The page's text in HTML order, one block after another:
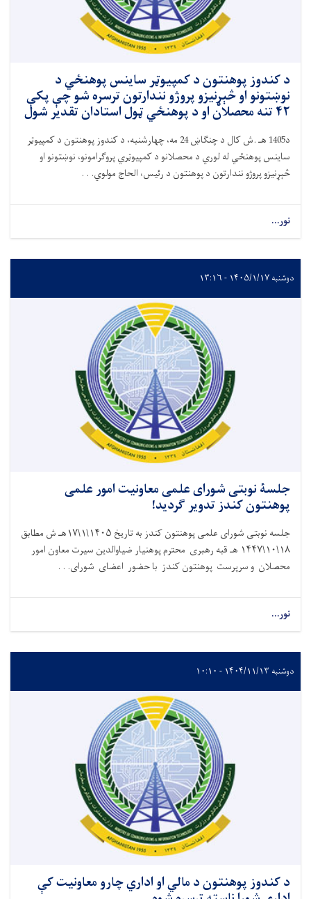
د کندوز پوهنتون د کمپیوټر ساینس پوهنځي د
نوښتونو او څېړنیزو پروژو نندارتون ترسره شو چې پکې
۴۲ تنه محصلان او د پوهنځي ټول استادان تقدیر شول
د1405 هـ .ش کال د چنګاښ 24 مه، چهارشنبه، د کندوز پوهنتون د کمپیوټر
ساینس پوهنځي له لوري د محصلانو د کمپیوټري پروګرامونو، نوښتونو او
څېړنیزو پروژو نندارتون د پوهنتون د رئیس، الحاج مولوي. . .
نور...
دوشنبه ۱۴۰۵/۱/۱۷ - ۱۳:۱۶
جلسۀ نوبتی شورای علمی معاونیت امور علمی
پوهنتون کندز تدویر گردید!
جلسه نوبتی شورای علمی پوهنتون کندز به تاریخ ۱۴۰۵\۱\۱۷هـ ش مطابق
۱۸\۱۰\۱۴۴۷ هـ قبه رهبری محترم پوهنیار ضیاوالدین سیرت معاون امور
محصلان و سرپرست پوهنتون کندز با حضور اعضای شورای. . .
نور...
دوشنبه ۱۴۰۴/۱۱/۱۳ - ۱۰:۱۰
د کندوز پوهنتون د مالي او اداري چارو معاونیت کې